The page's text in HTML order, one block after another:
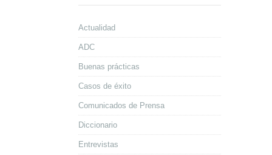
Actualidad
ADC
Buenas prácticas
Casos de éxito
Comunicados de Prensa
Diccionario
Entrevistas